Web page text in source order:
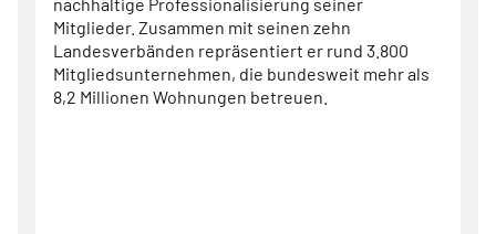
Mitglieder. Zusammen mit seinen zehn
Landesverbänden repräsentiert er rund 3.800
Mitgliedsunternehmen, die bundesweit mehr als
8,2 Millionen Wohnungen betreuen.